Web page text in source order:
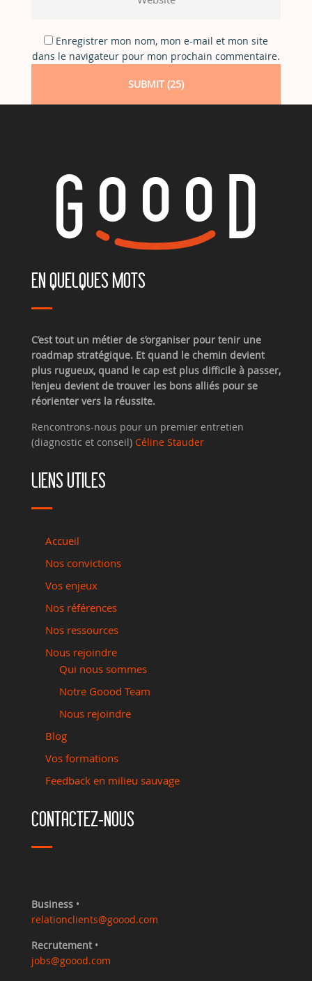
Enregistrer mon nom, mon e-mail et mon site
dans le navigateur pour mon prochain commentaire.
EN QUELQUES MOTS
C’est tout un métier de s’organiser pour tenir une
roadmap stratégique. Et quand le chemin devient
plus rugueux, quand le cap est plus difficile à passer,
l’enjeu devient de trouver les bons alliés pour se
réorienter vers la réussite.
Rencontrons-nous pour un premier entretien
(diagnostic et conseil) Céline Stauder
LIENS UTILES
Accueil
Nos convictions
Vos enjeux
Nos références
Nos ressources
Nous rejoindre
Qui nous sommes
Notre Goood Team
Nous rejoindre
Blog
Vos formations
Feedback en milieu sauvage
CONTACTEZ-NOUS
Business •
relationclients@goood.com
Recrutement •
jobs@goood.com